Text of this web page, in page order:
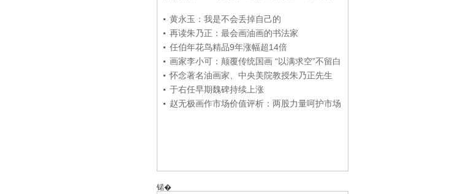
黄永玉：我是不会丢掉自己的
再读朱乃正：最会画油画的书法家
任伯年花鸟精品9年涨幅超14倍
画家李小可：颠覆传统国画 “以满求空”不留白
怀念著名油画家、中央美院教授朱乃正先生
于右任早期魏碑持续上涨
赵无极画作市场价值评析：两股力量呵护市场
锘�